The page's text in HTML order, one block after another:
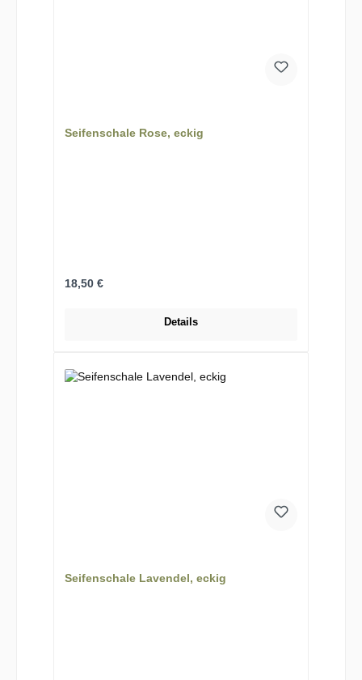
Seifenschale Rose, eckig
Regulärer Preis:
18,50 €
Details
Seifenschale Lavendel, eckig